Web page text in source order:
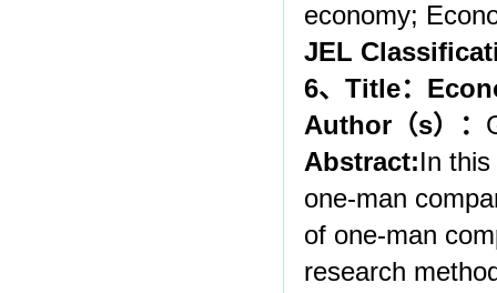
economy;
JEL
6、 Title：
Author （s）：
Abstract:In
one-man
of one-man
research